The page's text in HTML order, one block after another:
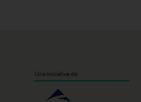
Una iniciativa de: